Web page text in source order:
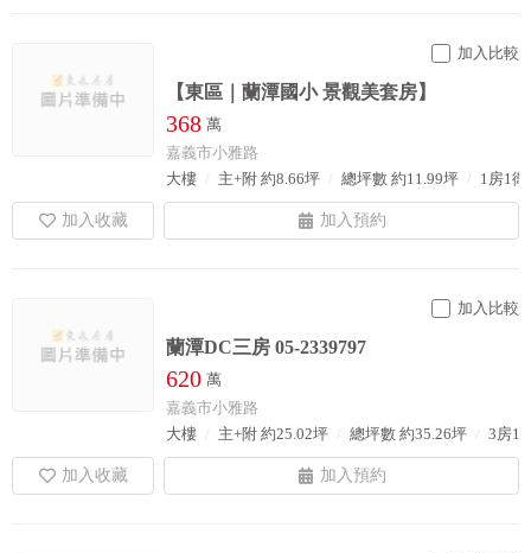
加入比較
【東區｜蘭潭國小 景觀美套房】
368 萬
嘉義市小雅路
大樓
主+附 約8.66坪 總坪數 約11.99坪 1房1衛
加入比較
蘭潭DC三房 05-2339797
620 萬
嘉義市小雅路
大樓
主+附 約25.02坪 總坪數 約35.26坪 3房1